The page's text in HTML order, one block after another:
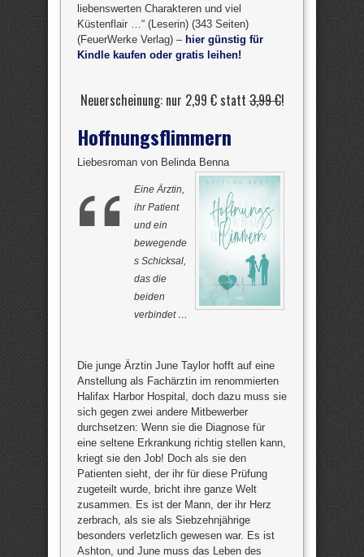
liebenswerten Charakteren und viel
Küstenflair …“ (Leserin) (343 Seiten)
(FeuerWerke Verlag) – hier günstig für
Kindle kaufen oder gratis leihen!
Neuerscheinung: nur 2,99 € statt3,99 €!
Hoffnungsflimmern
Liebesroman von Belinda Benna
Eine Ärztin,
ihr Patient
und ein
bewegende
s Schicksal,
das die
beiden
verbindet …
Die junge Ärztin June Taylor hofft auf eine
Anstellung als Fachärztin im renommierten
Halifax Harbor Hospital, doch dazu muss sie
sich gegen zwei andere Mitbewerber
durchsetzen: Wenn sie die Diagnose für
eine seltene Erkrankung richtig stellen kann,
kriegt sie den Job! Doch als sie den
Patienten sieht, der ihr für diese Prüfung
zugeteilt wurde, bricht ihre ganze Welt
zusammen. Es ist der Mann, der ihr Herz
zerbrach, als sie als Siebzehnjährige
besonders verletzlich gewesen war. Es ist
Ashton, und June muss das Leben des